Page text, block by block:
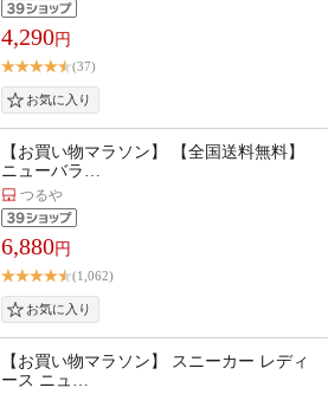
4,290円
(37)
【お買い物マラソン】 【全国送料無料】
ニューバラ…
つるや
6,880円
(1,062)
【お買い物マラソン】 スニーカー レディ
ース ニュ…